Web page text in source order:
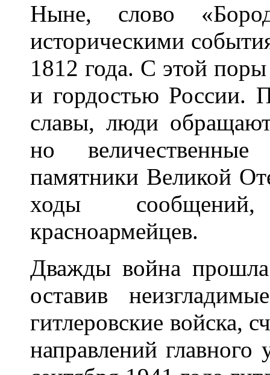
Ныне, слово
историческими
1812 года. С этой
и гордостью России.
славы, люди
но
памятники Великой
ходы
красноармейцев.
Дважды война
оставив
гитлеровские войска,
направлений